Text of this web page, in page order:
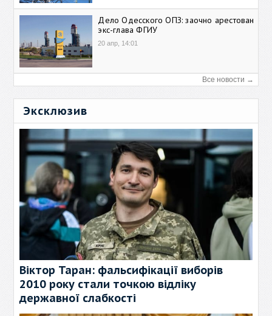
Дело Одесского ОПЗ: заочно арестован
экс-глава ФГИУ
20 апр, 14:01
Все новости →
Эксклюзив
Віктор Таран: фальсифікації виборів
2010 року стали точкою відліку
державної слабкості